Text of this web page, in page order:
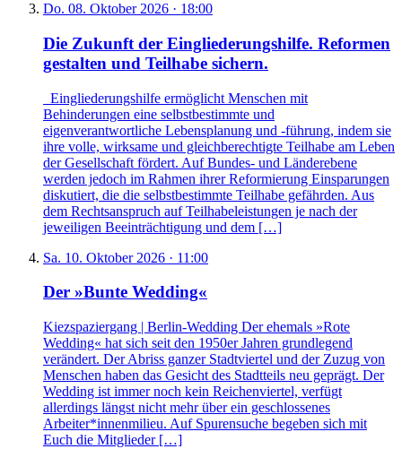
Do. 08. Oktober 2026 · 18:00
Die Zukunft der Eingliederungshilfe. Reformen
gestalten und Teilhabe sichern.
Eingliederungshilfe ermöglicht Menschen mit
Behinderungen eine selbstbestimmte und
eigenverantwortliche Lebensplanung und -führung, indem sie
ihre volle, wirksame und gleichberechtigte Teilhabe am Leben
der Gesellschaft fördert. Auf Bundes- und Länderebene
werden jedoch im Rahmen ihrer Reformierung Einsparungen
diskutiert, die die selbstbestimmte Teilhabe gefährden. Aus
dem Rechtsanspruch auf Teilhabeleistungen je nach der
jeweiligen Beeinträchtigung und dem […]
Sa. 10. Oktober 2026 · 11:00
Der »Bunte Wedding«
Kiezspaziergang | Berlin-Wedding Der ehemals »Rote
Wedding« hat sich seit den 1950er Jahren grundlegend
verändert. Der Abriss ganzer Stadtviertel und der Zuzug von
Menschen haben das Gesicht des Stadtteils neu geprägt. Der
Wedding ist immer noch kein Reichenviertel, verfügt
allerdings längst nicht mehr über ein geschlossenes
Arbeiter*innenmilieu. Auf Spurensuche begeben sich mit
Euch die Mitglieder […]